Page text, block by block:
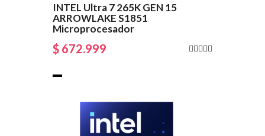
INTEL Ultra 7 265K GEN 15
ARROWLAKE S1851
Microprocesador
$ 672.999